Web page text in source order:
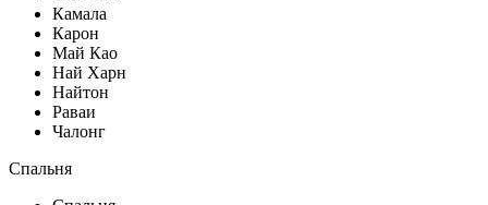
Камала
Карон
Май Као
Най Харн
Найтон
Раваи
Чалонг
Спальня